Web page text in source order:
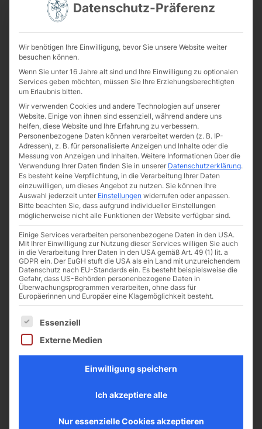
Innentüren
Ganzglastüren bringen Licht in
Innenräume – ob privat oder gewerblich.
Sie eignen sich ideal für moderne
Wohnbereiche, Praxen, Büros oder
Ladenbau.
Drehtüren, Pendeltüren, Schiebetüren
Klarglas, satiniert oder mit Dekor
Ausführbar in ESG oder VSG aus ESG
Inklusive Beschlagtechnik lieferbar
Schiebetürsysteme
Glasschiebetüren sparen Platz und
Datenschutz-Präferenz
Wir benötigen Ihre Einwilligung, bevor Sie unsere Website weiter
besuchen können.
Wenn Sie unter 16 Jahre alt sind und Ihre Einwilligung zu optionalen
Services geben möchten, müssen Sie Ihre Erziehungsberechtigten
um Erlaubnis bitten.
Wir verwenden Cookies und andere Technologien auf unserer
Website. Einige von ihnen sind essenziell, während andere uns
helfen, diese Website und Ihre Erfahrung zu verbessern.
Personenbezogene Daten können verarbeitet werden (z. B. IP-
Adressen), z. B. für personalisierte Anzeigen und Inhalte oder die
Messung von Anzeigen und Inhalten. Weitere Informationen über die
Verwendung Ihrer Daten finden Sie in unserer Datenschutzerklärung.
Es besteht keine Verpflichtung, in die Verarbeitung Ihrer Daten
einzuwilligen, um dieses Angebot zu nutzen. Sie können Ihre
Auswahl jederzeit unter Einstellungen widerrufen oder anpassen.
Bitte beachten Sie, dass aufgrund individueller Einstellungen
möglicherweise nicht alle Funktionen der Website verfügbar sind.
Einige Services verarbeiten personenbezogene Daten in den USA.
Mit Ihrer Einwilligung zur Nutzung dieser Services willigen Sie auch
in die Verarbeitung Ihrer Daten in den USA gemäß Art. 49 (1) lit. a
GDPR ein. Der EuGH stuft die USA als ein Land mit unzureichendem
Datenschutz nach EU-Standards ein. Es besteht beispielsweise die
Gefahr, dass US-Behörden personenbezogene Daten in
Überwachungsprogrammen verarbeiten, ohne dass für
Europäerinnen und Europäer eine Klagemöglichkeit besteht.
Es folgt eine Liste der Service-Gruppen, für die
Essenziell
Externe Medien
Einwilligung speichern
Ich akzeptiere alle
Nur essenzielle Cookies akzeptieren